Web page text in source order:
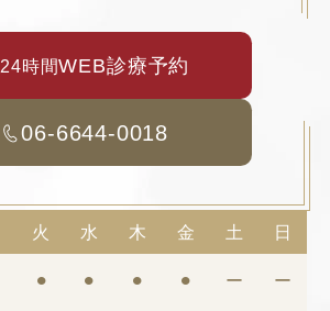
24時間WEB診療予約
06-6644-0018
火 水 木 金 土 日
⚫︎ ⚫︎ ⚫︎ ⚫︎ ー ー